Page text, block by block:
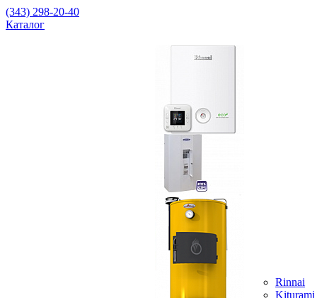
(343) 298-20-40
Каталог
Rinnai
Kiturami